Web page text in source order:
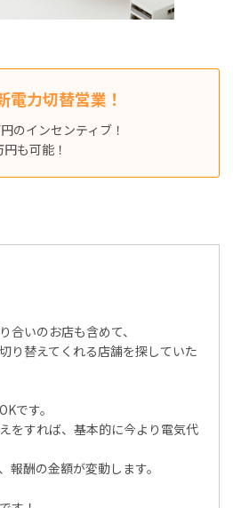
電力切替営業！
のインセンティブ！
も可能！
合いのお店も含めて、
り替えてくれる店舗を探していた
です。
をすれば、基本的に今より電気代
報酬の金額が変動します。